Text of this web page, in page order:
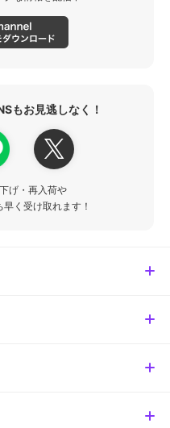
もお見逃しなく！
げ・再入荷や
く受け取れます！